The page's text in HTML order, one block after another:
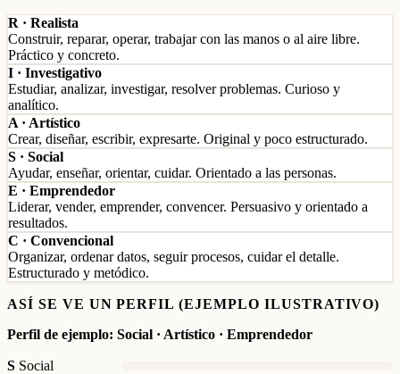
R · Realista
Construir, reparar, operar, trabajar con las manos o al aire libre.
Práctico y concreto.
I · Investigativo
Estudiar, analizar, investigar, resolver problemas. Curioso y
analítico.
A · Artístico
Crear, diseñar, escribir, expresarte. Original y poco estructurado.
S · Social
Ayudar, enseñar, orientar, cuidar. Orientado a las personas.
E · Emprendedor
Liderar, vender, emprender, convencer. Persuasivo y orientado a
resultados.
C · Convencional
Organizar, ordenar datos, seguir procesos, cuidar el detalle.
Estructurado y metódico.
ASÍ SE VE UN PERFIL (EJEMPLO ILUSTRATIVO)
Perfil de ejemplo: Social · Artístico · Emprendedor
S Social